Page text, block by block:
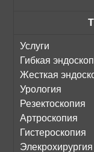
Услуги
Гибкая
Жесткая
Урология
Резектоскопия
Артроскопия
Гистероскопия
Элекрохирургия